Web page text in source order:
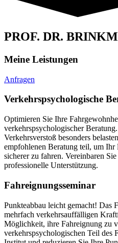
PROF. DR.
Meine Leistungen
Anfragen
Verkehrspsychologische
Optimieren Sie Ihre
verkehrspsychologischer
Verkehrsverstoß besonders
empfohlenen Beratung teil, um Ihr
sicherer zu fahren. Vereinbaren
professionelle Unterstützung.
Fahreignungsseminar
Punkteabbau leicht gemacht! Das
mehrfach verkehrsauffälligen
Möglichkeit, ihre Fahreignung zu
verkehrspsychologischen Teil des